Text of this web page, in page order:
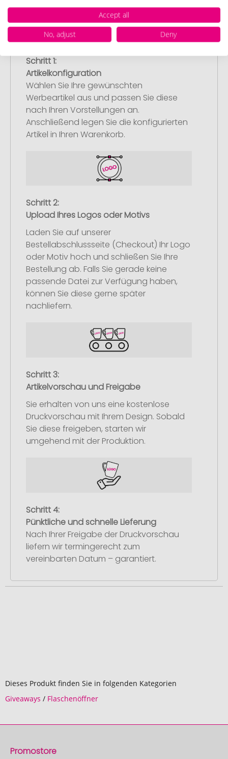
Schritt 1:
Artikelkonfiguration
Wählen Sie Ihre gewünschten
Werbeartikel aus und passen Sie diese
nach Ihren Vorstellungen an.
Anschließend legen Sie die konfigurierten
Artikel in Ihren Warenkorb.
Schritt 2:
Upload Ihres Logos oder Motivs
Laden Sie auf unserer
Bestellabschlussseite (Checkout) Ihr Logo
oder Motiv hoch und schließen Sie Ihre
Bestellung ab. Falls Sie gerade keine
passende Datei zur Verfügung haben,
können Sie diese gerne später
nachliefern.
Schritt 3:
Artikelvorschau und Freigabe
Sie erhalten von uns eine kostenlose
Druckvorschau mit Ihrem Design. Sobald
Sie diese freigeben, starten wir
umgehend mit der Produktion.
Schritt 4:
Pünktliche und schnelle Lieferung
Nach Ihrer Freigabe der Druckvorschau
liefern wir termingerecht zum
vereinbarten Datum – garantiert.
Dieses Produkt finden Sie in folgenden Kategorien
Giveaways / Flaschenöffner
Promostore
Accept all
No, adjust
Deny